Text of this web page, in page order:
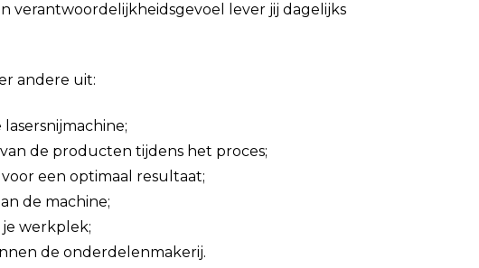
verantwoordelijkheidsgevoel lever jij dagelijks
andere uit:
de producten tijdens het proces;
een optimaal resultaat;
de machine;
werkplek;
de onderdelenmakerij.